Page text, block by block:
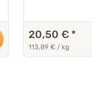
20,50 € *
113,89 € / kg